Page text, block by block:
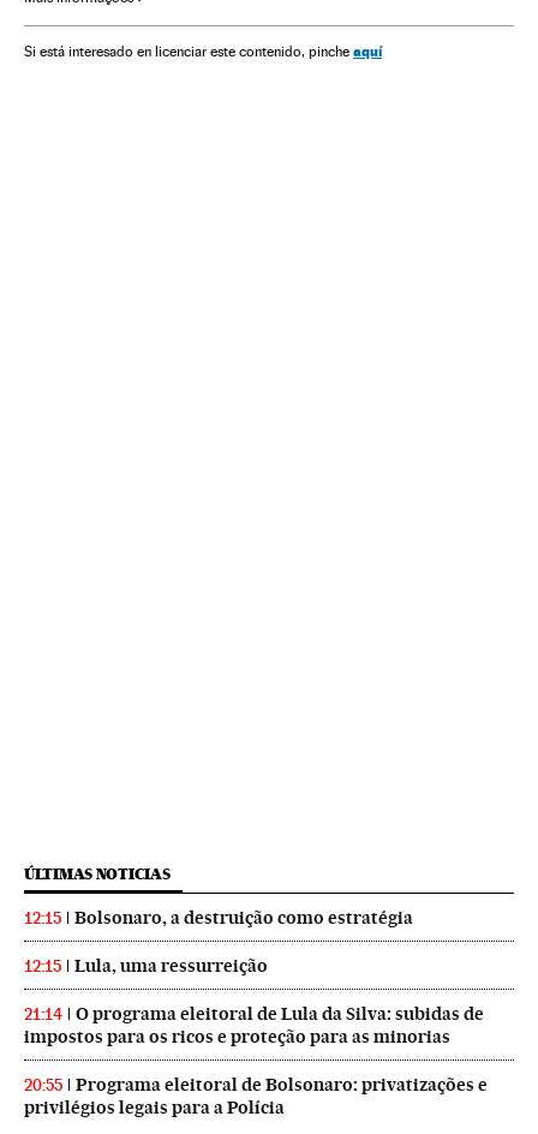
Si está interesado en licenciar este contenido, pinche aquí
ÚLTIMAS NOTICIAS
12:15 Bolsonaro, a destruição como estratégia
12:15 Lula, uma ressurreição
21:14
O programa eleitoral de Lula da Silva: subidas de
impostos para os ricos e proteção para as minorias
20:55
Programa eleitoral de Bolsonaro: privatizações e
privilégios legais para a Polícia